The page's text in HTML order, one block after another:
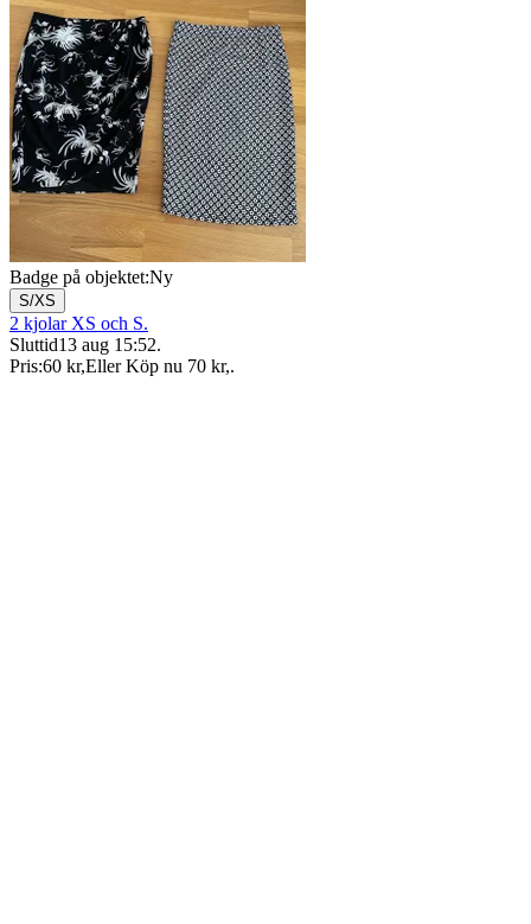
Badge på objektet:Ny
S/XS
2 kjolar XS och S.
Sluttid13 aug 15:52.
Pris:60 kr,Eller Köp nu 70 kr,.